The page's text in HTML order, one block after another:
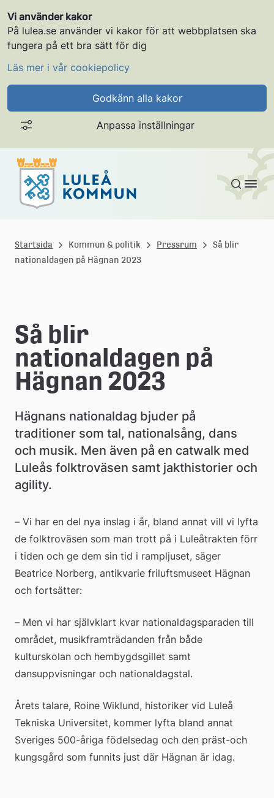
Vi använder kakor
På lulea.se använder vi kakor för att webbplatsen ska
fungera på ett bra sätt för dig
Läs mer i vår cookiepolicy
Godkänn alla kakor
Anpassa inställningar
Gå till innehållet
u
l
å
k
o
m
m
u
n
Startsida Kommun & politik Pressrum
Så blir
nationaldagen på Hägnan 2023
Så blir
nationaldagen på
Hägnan 2023
Hägnans nationaldag bjuder på
traditioner som tal, nationalsång, dans
och musik. Men även på en catwalk med
Luleås folktroväsen samt jakthistorier och
agility.
– Vi har en del nya inslag i år, bland annat vill vi lyfta
de folktroväsen som man trott på i Luleåtrakten förr
i tiden och ge dem sin tid i rampljuset, säger
Beatrice Norberg, antikvarie friluftsmuseet Hägnan
och fortsätter:
– Men vi har självklart kvar nationaldagsparaden till
området, musikframträdanden från både
kulturskolan och hembygdsgillet samt
dansuppvisningar och nationaldagstal.
Årets talare, Roine Wiklund, historiker vid Luleå
Tekniska Universitet, kommer lyfta bland annat
Sveriges 500-åriga födelsedag och den präst-och
kungsgård som funnits just där Hägnan är idag.